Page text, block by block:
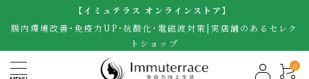
【イミュテラス オンラインストア】
腸内環境改善･免疫力UP･抗酸化･電磁波対策|実店舗のあるセレク
トショップ
0